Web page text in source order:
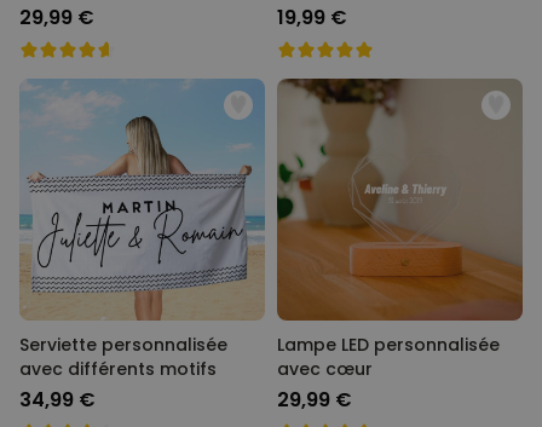
29,99 € 19,99 €
Serviette personnalisée
avec différents motifs
34,99 €
Lampe LED personnalisée
avec cœur
29,99 €